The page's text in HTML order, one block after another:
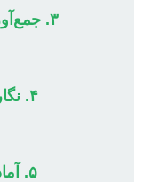
۳. جمع‌آوری و تحلیل داده‌های معتبر
۴. نگارش و ویرایش حرفه‌ای
۵. آمادگی برای دفاع قدرتمند